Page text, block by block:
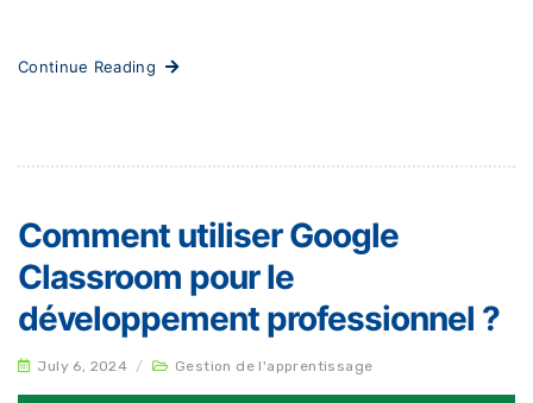
Continue Reading
Comment utiliser Google
Classroom pour le
développement professionnel ?
July 6, 2024 / Gestion de l'apprentissage